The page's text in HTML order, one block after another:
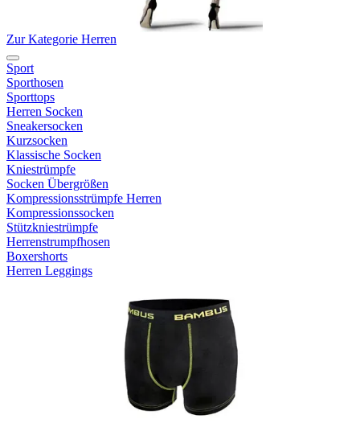
Zur Kategorie Herren
Sport
Sporthosen
Sporttops
Herren Socken
Sneakersocken
Kurzsocken
Klassische Socken
Kniestrümpfe
Socken Übergrößen
Kompressionsstrümpfe Herren
Kompressionssocken
Stützkniestrümpfe
Herrenstrumpfhosen
Boxershorts
Herren Leggings